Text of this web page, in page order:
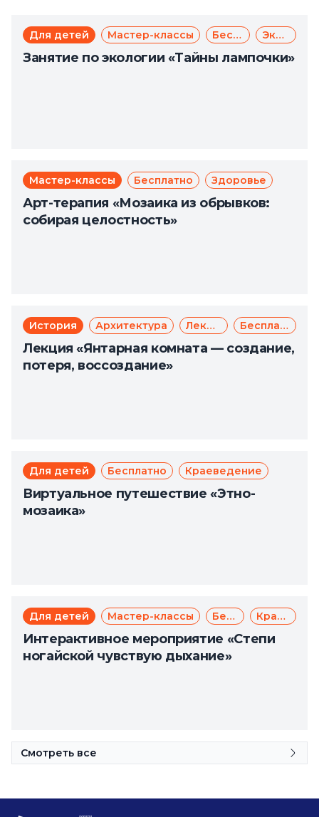
Для детей Мастер-классы Бесплатно Экология
Занятие по экологии «Тайны лампочки»
Мастер-классы Бесплатно Здоровье
Арт-терапия «Мозаика из обрывков:
собирая целостность»
История Архитектура Лекции Бесплатно
Лекция «Янтарная комната — создание,
потеря, воссоздание»
Для детей Бесплатно Краеведение
Виртуальное путешествие «Этно-
мозаика»
Для детей Мастер-классы Бесплатно Краеведение
Интерактивное мероприятие «Степи
ногайской чувствую дыхание»
Смотреть все